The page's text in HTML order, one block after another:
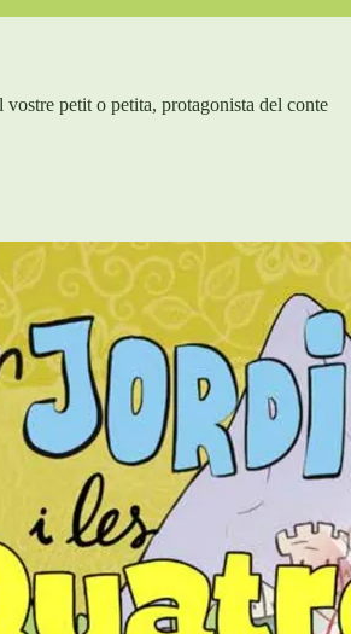
petit o petita, protagonista del conte